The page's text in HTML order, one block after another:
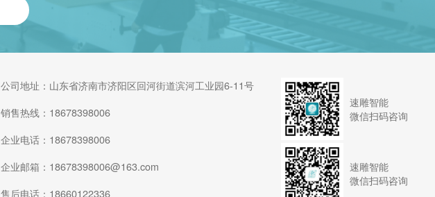
公司地址：山东省济南市济阳区回河街道滨河工业园6-11号
销售热线：18678398006
企业电话：18678398006
企业邮箱：18678398006@163.com
售后电话：18660122336
速雕智能
微信扫码咨询
速雕智能
微信扫码咨询